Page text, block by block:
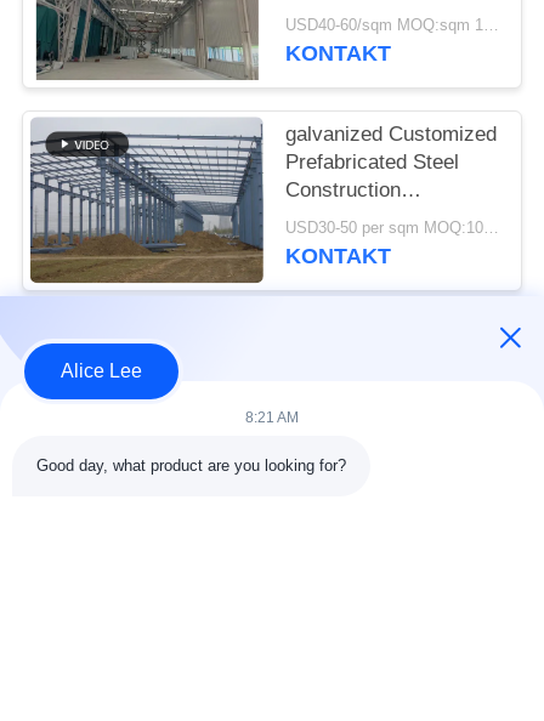
Umweltfreundliche
Lagerlösungen
USD40-60/sqm MOQ:sqm 1000
KONTAKT
galvanized Customized
Prefabricated Steel
Construction
Framework Building
Supply Delivery
USD30-50 per sqm MOQ:1000 Quadratmeter
KONTAKT
Beliebte Kategorien
Stahlkonstruktionsbau
Werkstatt
Alice Lee
8:21 AM
Good day, what product are you looking for?